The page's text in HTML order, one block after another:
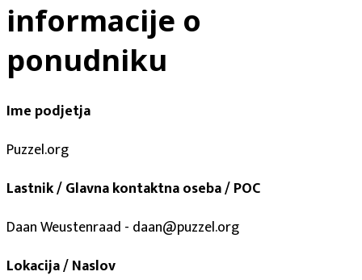
informacije o
ponudniku
Ime podjetja
Puzzel.org
Lastnik / Glavna kontaktna oseba / POC
Daan Weustenraad - daan@puzzel.org
Lokacija / Naslov